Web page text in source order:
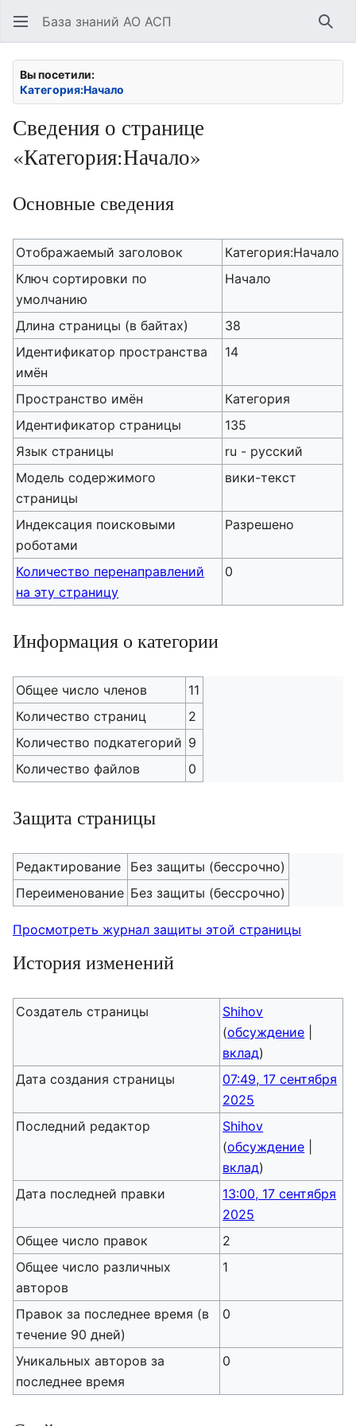
База знаний АО АСП
Вы посетили:
Категория:Начало
Сведения о странице
«Категория:Начало»
Основные сведения
Отображаемый заголовок
Категория:Начало
Ключ сортировки по
умолчанию
Начало
Длина страницы (в байтах)
38
Идентификатор пространства
имён
14
Пространство имён
Категория
Идентификатор страницы
135
Язык страницы
ru - русский
Модель содержимого
страницы
вики-текст
Индексация поисковыми
роботами
Разрешено
Количество перенаправлений
на эту страницу
0
Информация о категории
Общее число членов
11
Количество страниц
2
Количество подкатегорий 9
Количество файлов
0
Защита страницы
Редактирование
Без защиты (бессрочно)
Переименование Без защиты (бессрочно)
Просмотреть журнал защиты этой страницы
История изменений
Создатель страницы
Shihov
(обсуждение
вклад)
Дата создания страницы
07:49, 17 сентября
2025
Последний редактор
Shihov
(обсуждение
вклад)
Дата последней правки
13:00, 17 сентября
2025
Общее число правок
2
Общее число различных
авторов
1
Правок за последнее время (в
течение 90 дней)
0
Уникальных авторов за
последнее время
0